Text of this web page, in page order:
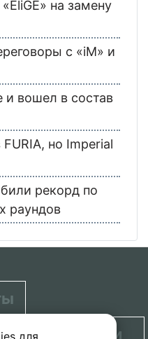
для
на замену
с «iM» и
и вошел в состав
FURIA, но Imperial
рекорд по
раундов
обработки